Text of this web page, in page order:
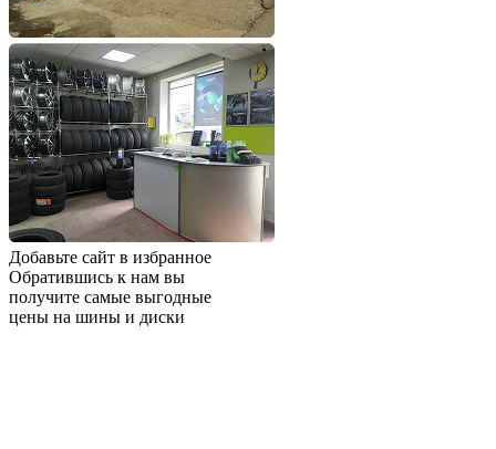
Добавьте сайт в избранное
Обратившись к нам вы
получите самые выгодные
цены на шины и диски